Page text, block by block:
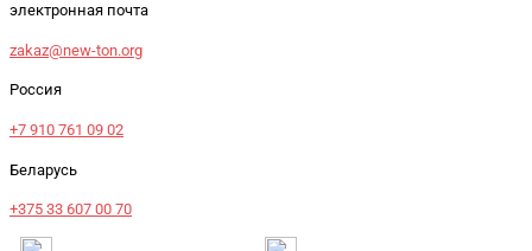
электронная почта
zakaz@new-ton.org
Россия
+7 910 761 09 02
Беларусь
+375 33 607 00 70